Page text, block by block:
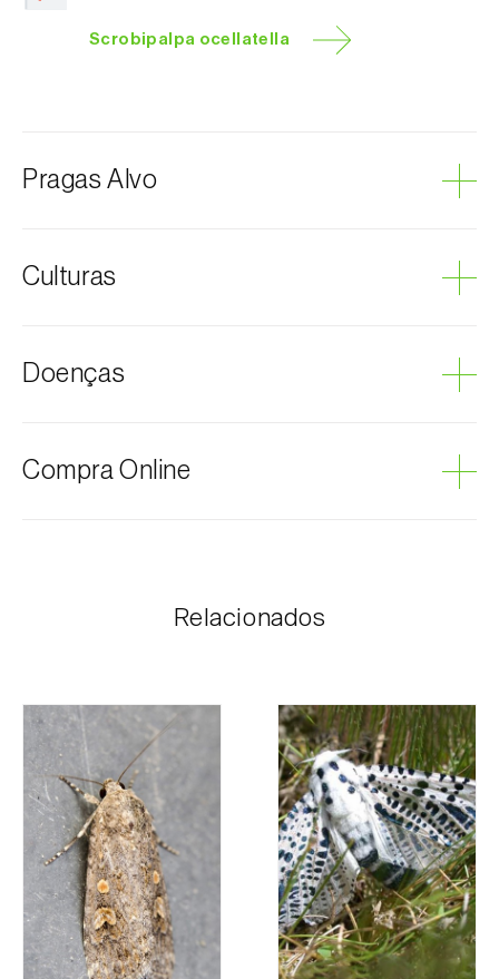
Scrobipalpa ocellatella
Pragas Alvo
Culturas
Doenças
Compra Online
mais brevemente possível com informação referente
ao valor total da encomenda e dados para
pagamento.
Para qualquer dúvida, contacte-nos:
Telefone:212 333 019
Email:info@biosani.com
Formulário de contacto
Relacionados